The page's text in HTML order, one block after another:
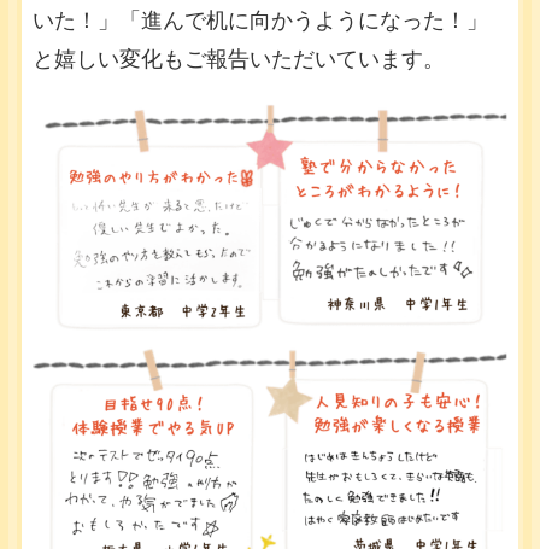
いた！」「進んで机に向かうようになった！」
と嬉しい変化もご報告いただいています。